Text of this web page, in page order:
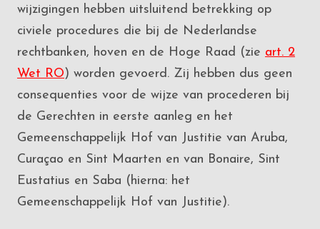
wijzigingen hebben uitsluitend betrekking op
civiele procedures die bij de Nederlandse
rechtbanken, hoven en de Hoge Raad (zie art. 2
Wet RO) worden gevoerd. Zij hebben dus geen
consequenties voor de wijze van procederen bij
de Gerechten in eerste aanleg en het
Gemeenschappelijk Hof van Justitie van Aruba,
Curaçao en Sint Maarten en van Bonaire, Sint
Eustatius en Saba (hierna: het
Gemeenschappelijk Hof van Justitie).